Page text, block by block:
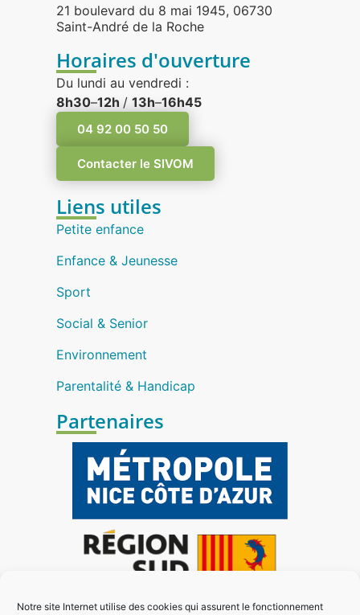
Notre site Internet utilise des cookies qui assurent le fonctionnement
21 boulevard du 8 mai 1945, 06730
Saint-André de la Roche
Horaires d'ouverture
Du lundi au vendredi :
8h30–12h / 13h–16h45
04 92 00 50 50
Contacter le SIVOM
Liens utiles
Petite enfance
Enfance & Jeunesse
Sport
Social & Senior
Environnement
Parentalité & Handicap
Partenaires